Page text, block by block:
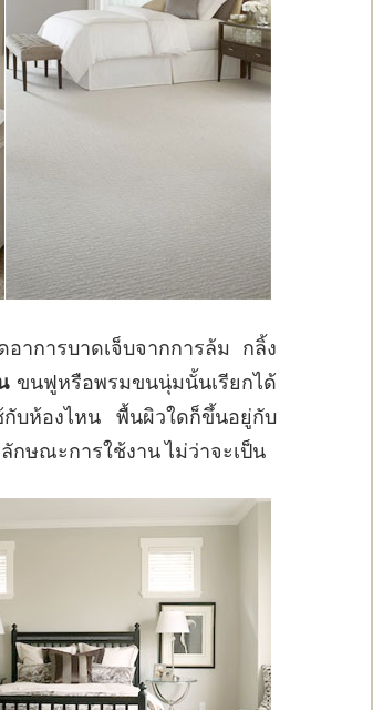
าการบาดเจ็บจากการล้ม กลิ้ง
ขนฟูหรือพรมขนนุ่มนั้นเรียกได้
กับห้องไหน พื้นผิวใดก็ขึ้นอยู่กับ
กษณะการใช้งาน ไม่ว่าจะเป็น